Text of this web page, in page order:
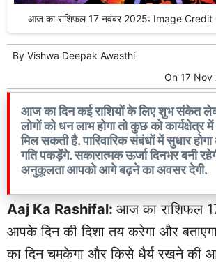
आज का राशिफल 17 नवंबर 2025: Image
By Vishwa Deepak Awasthi
On 17 Nov
आज का दिन कई राशियों के लिए शुभ संकेत
लोगों को धन लाभ होगा तो कुछ को कार्यक्षेत्र
मिल सकती है. पारिवारिक संबंधों में सुधार
गति पकड़ेंगे. सकारात्मक ऊर्जा दिनभर बनी
अनुकूलता आपको आगे बढ़ने का अवसर देगी.
Aaj Ka Rashifal: आज का राशिफल
आपके दिन की दिशा तय करेगा और
का दिन चमकेगा और किसे धैर्य रखने की